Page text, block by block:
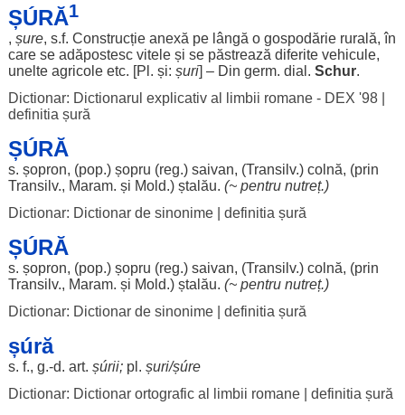
ȘÚRĂ1
, șure, s.f. Construcție anexă pe lângă o gospodărie rurală, în
care se adăpostesc viteleși se păstrează diferite vehicule,
unelte agricoleetc. [Pl. și: șuri] – Din germ. dial . Schur.
Dictionar: Dictionarul explicativ al limbii romane - DEX '98|
definitia șură
ȘÚRĂ
s. șopron, (pop.) șopru (reg.) saivan, (Transilv.) colnă, (prin
Transilv., Maram. și Mold.) ștalău. (~ pentru nutreț.)
Dictionar: Dictionar de sinonime| definitia șură
ȘÚRĂ
s. șopron, (pop.) șopru (reg.) saivan, (Transilv.) colnă, (prin
Transilv., Maram. și Mold.) ștalău. (~ pentru nutreț.)
Dictionar: Dictionar de sinonime| definitia șură
șúră
s. f., g.-d. art. șúrii;pl. șuri/șúre
Dictionar: Dictionar ortografic al limbii romane| definitia șură